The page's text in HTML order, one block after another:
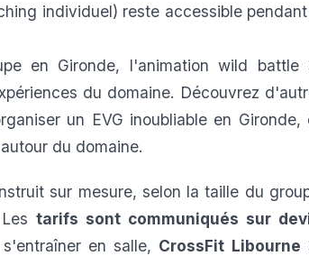
individuel) reste accessible
en Gironde, l'animation wild battle
du domaine. Découvrez
un EVG inoubliable en Gironde,
du domaine.
sur mesure, selon la taille du
tarifs sont communiqués sur
en salle, CrossFit Libourne